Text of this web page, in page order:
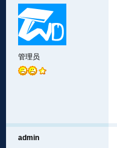
管理员
admin